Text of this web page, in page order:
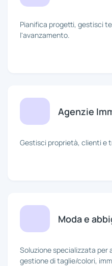
Pianifica progetti, gestisci
l'avanzamento.
Agenzie
Gestisci proprietà, clienti e
Moda e
Soluzione specializzata per
gestione di taglie/colori,